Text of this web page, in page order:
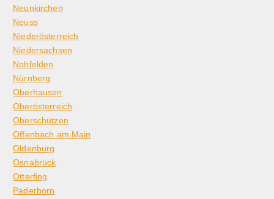
Neunkirchen
Neuss
Niederösterreich
Niedersachsen
Nohfelden
Nürnberg
Oberhausen
Oberösterreich
Oberschützen
Offenbach am Main
Oldenburg
Osnabrück
Otterfing
Paderborn